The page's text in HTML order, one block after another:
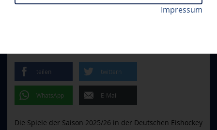
Neue Rekordzahlen für die PENNY DEL im TV. Foto:
// DONNERSTAG, 07.05.2026
teilen twittern
WhatsApp E-Mail
Die Spiele der Saison 2025/26 in der Deutschen Eishockey
Impressum